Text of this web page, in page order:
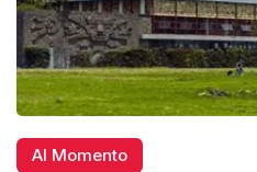
Al Momento